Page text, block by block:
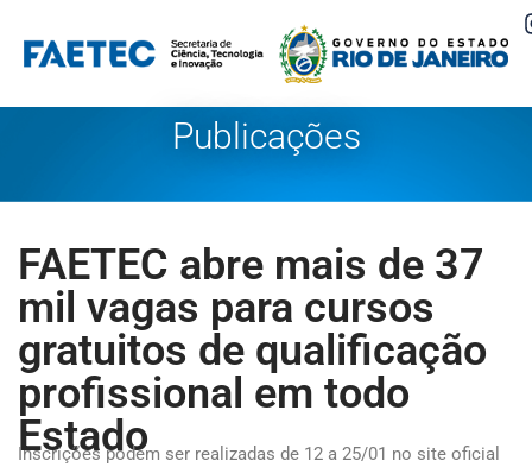
Pular
Publicações
FAETEC abre mais de 37
mil vagas para cursos
gratuitos de qualificação
profissional em todo
Estado
Inscrições podem ser realizadas de 12 a 25/01 no site oficial